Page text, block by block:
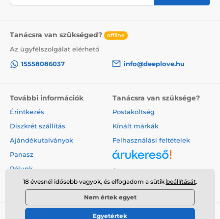
Tanácsra van szükséged? offline
Az ügyfélszolgálat elérhető
15558086037
info@deeplove.hu
További információk
Érintkezés
Diszkrét szállítás
Ajándékutalványok
Panasz
Rólunk
Tanácsra van szüksége?
Postaköltség
Kínált márkák
Felhasználási feltételek
Árukereső.hu
© 2026 www.deeplove.hu ⦁ Webshop szolgáltatónk a
18 évesnél idősebb vagyok, és elfogadom a sütik beállítását.
Nem értek egyet
Egyetértek